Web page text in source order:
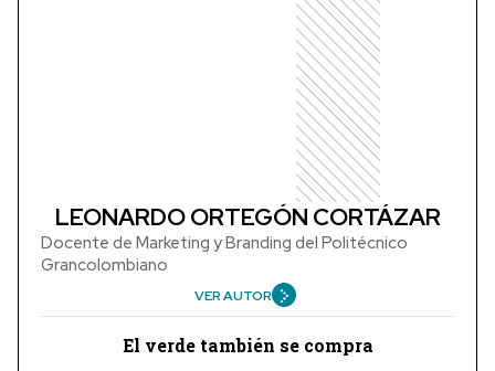
LEONARDO ORTEGÓN CORTÁZAR
Docente de Marketing y Branding del Politécnico
Grancolombiano
VER AUTOR
El verde también se compra